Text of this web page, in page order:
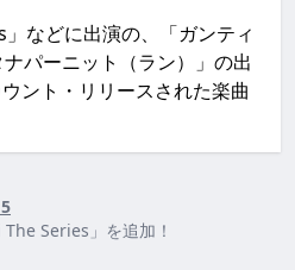
」などに出演の、「ガンティ
パーニット（ラン）」の出
ント・リリースされた楽曲
Series」を追加！